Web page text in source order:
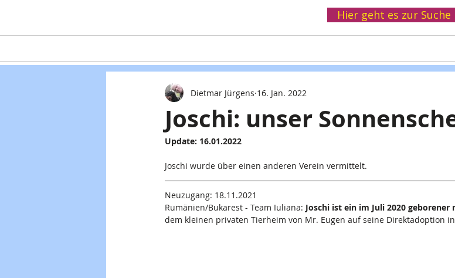
Hier geht es zur Suche
Joschi: unser
Dietmar Jürgens 16. Jan. 2022
Update: 16.01.2022
Joschi wurde über einen anderen Verein vermittelt.
Neuzugang: 18.11.2021
Rumänien/Bukarest - Team Iuliana: Joschi ist ein im Juli 2020
dem kleinen privaten Tierheim von Mr. Eugen auf seine Direktadoption